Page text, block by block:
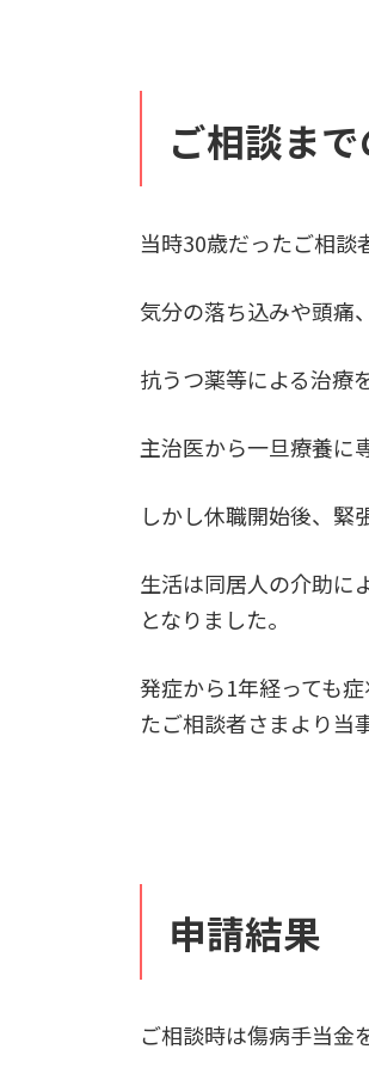
ご相談ま
当時30歳だったご相談
気分の落ち込みや頭痛
抗うつ薬等による治療
主治医から一旦療養に
しかし休職開始後、緊
生活は同居人の介助に
となりました。
発症から1年経っても
たご相談者さまより当
申請結果
ご相談時は傷病手当金